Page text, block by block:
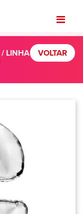
/ LINHA
VOLTAR